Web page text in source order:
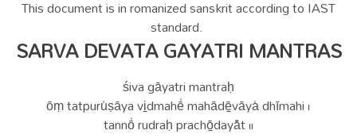
This document is in romanized sanskrit according to IAST
standard.
SARVA DEVATA GAYATRI MANTRAS
śiva gāyatri mantraḥ
ōṃ tatpuru̍ṣāya vi̠dmahē̍ mahādē̠vāya̍ dhīmahi ।
tannō̍ rudraḥ prachō̠dayā̎t ॥